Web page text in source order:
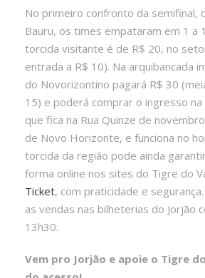
No primeiro confronto da semifinal,
Bauru, os times empataram em 1 a
torcida visitante é de R$ 20, no
entrada a R$ 10). Na arquibancada
do Novorizontino pagará R$ 30
15) e poderá comprar o ingresso na
que fica na Rua Quinze de
de Novo Horizonte, e funciona no
torcida da região pode ainda
forma online nos sites do Tigre do
Ticket, com praticidade e
as vendas nas bilheterias do Jorjão
13h30.
Vem pro Jorjão e apoie o Tigre